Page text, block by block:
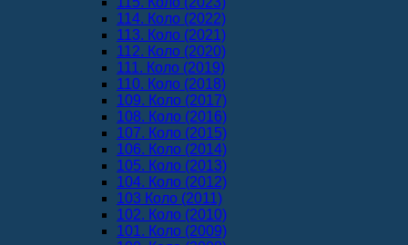
114. Коло (2022)
113. Коло (2021)
112. Коло (2020)
111. Коло (2019)
110. Коло (2018)
109. Коло (2017)
108. Коло (2016)
107. Коло (2015)
106. Коло (2014)
105. Коло (2013)
104. Коло (2012)
103 Коло (2011)
102. Коло (2010)
101. Коло (2009)